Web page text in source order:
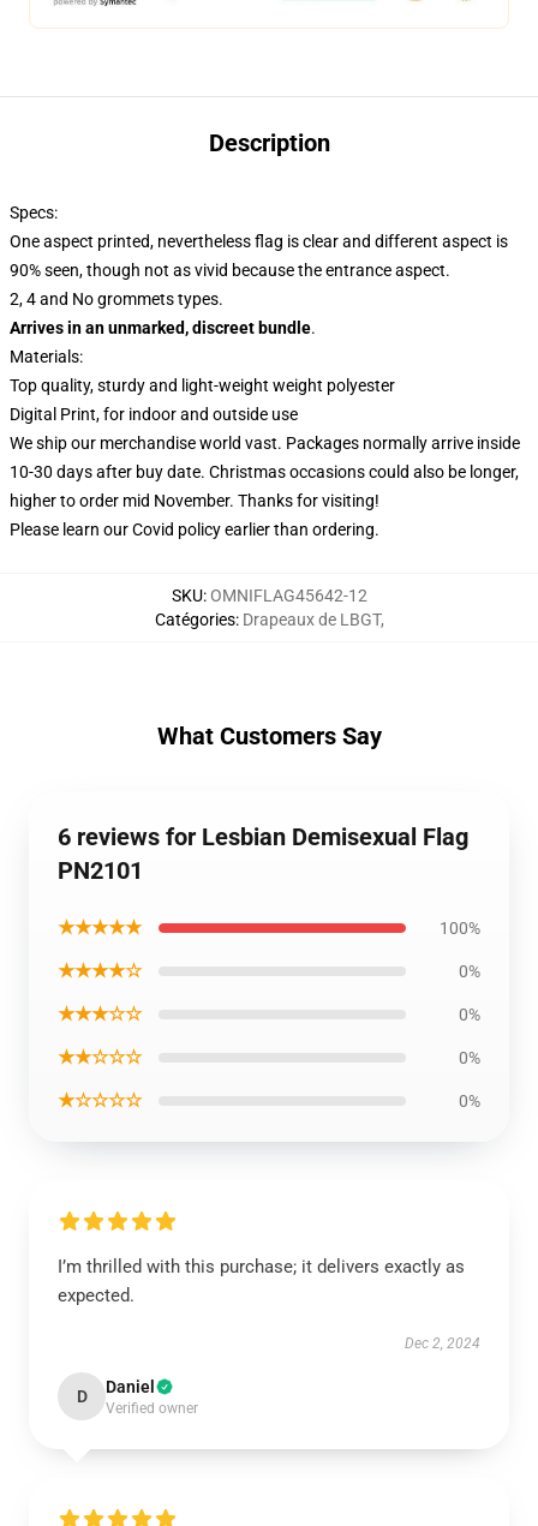
Description
Specs:
One aspect printed, nevertheless flag is clear and different aspect is
90% seen, though not as vivid because the entrance aspect.
2, 4 and No grommets types.
Arrives in an unmarked, discreet bundle.
Materials:
Top quality, sturdy and light-weight weight polyester
Digital Print, for indoor and outside use
We ship our merchandise world vast. Packages normally arrive inside
10-30 days after buy date. Christmas occasions could also be longer,
higher to order mid November. Thanks for visiting!
Please learn our Covid policyearlier than ordering.
SKU:OMNIFLAG45642-12
Catégories: Drapeaux de LBGT,
What Customers Say
6 reviews for Lesbian Demisexual Flag
PN2101
★★★★★ 100%
★★★★☆ 0%
★★★☆☆ 0%
★★☆☆☆ 0%
★☆☆☆☆ 0%
I’m thrilled with this purchase; it delivers exactly as
expected.
Dec 2, 2024
D Daniel
Verified owner